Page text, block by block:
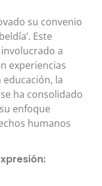
su convenio
Este
a
experiencias
la
ha consolidado
enfoque
humanos